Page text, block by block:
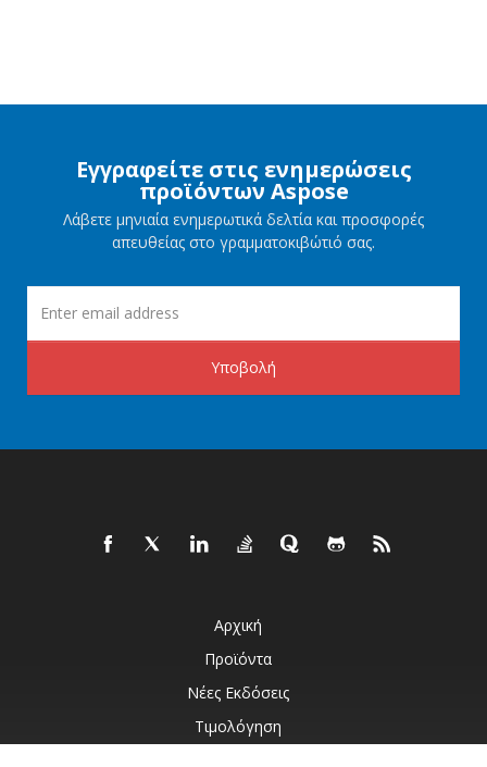
Εγγραφείτε στις ενημερώσεις
προϊόντων Aspose
Λάβετε μηνιαία ενημερωτικά δελτία και προσφορές
απευθείας στο γραμματοκιβώτιό σας.
Υποβολή
Αρχική
Προϊόντα
Νέες Εκδόσεις
Τιμολόγηση